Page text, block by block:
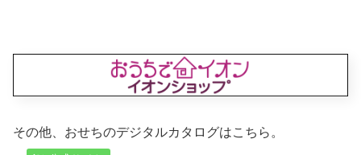
その他、おせちのデジタルカタログはこちら。